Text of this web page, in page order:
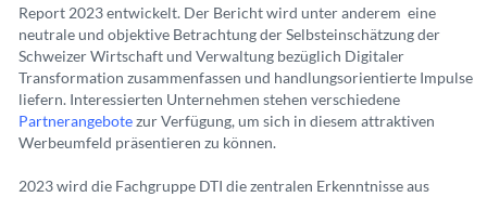
Report 2023 entwickelt. Der Bericht wird unter anderem eine
neutrale und objektive Betrachtung der Selbsteinschätzung der
Schweizer Wirtschaft und Verwaltung bezüglich Digitaler
Transformation zusammenfassen und handlungsorientierte Impulse
liefern. Interessierten Unternehmen stehen verschiedene
Partnerangebotezur Verfügung, um sich in diesem attraktiven
Werbeumfeld präsentieren zu können.
2023 wird die Fachgruppe DTI die zentralen Erkenntnisse aus